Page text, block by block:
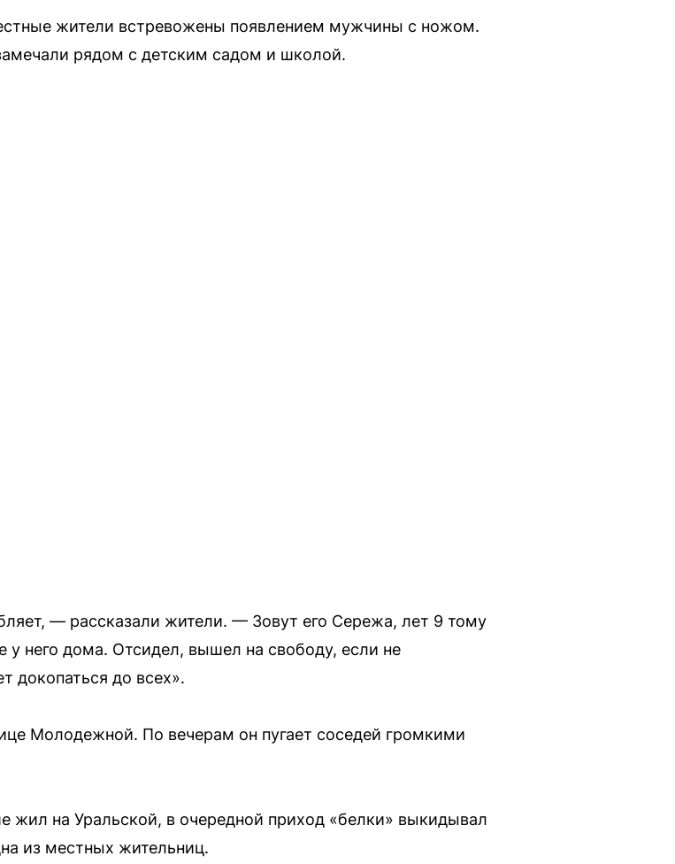
жители встревожены появлением мужчины с ножом.
рядом с детским садом и школой.
— рассказали жители. — Зовут его Сережа, лет 9 тому
у него дома. Отсидел, вышел на свободу, если не
докопаться до всех».
Молодежной. По вечерам он пугает соседей громкими
жил на Уральской, в очередной приход «белки» выкидывал
из местных жительниц.